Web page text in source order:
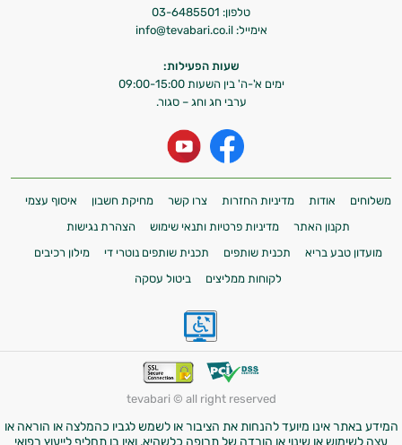
טלפון: 03-6485501
אימייל: info@tevabari.co.il
שעות הפעילות:
ימים א'-ה' בין השעות 09:00-15:00
ערבי חג וחג – סגור.
משלוחים אודות מדיניות החזרות צרו קשר מחיקת חשבון
איסוף עצמי
תקנון האתר
מדיניות פרטיות ותנאי שימוש
הצהרת נגישות
מועדון טבע בריא
תכנית שותפים תכנית שותפים נוטרי די
מילון רכיבים
לקוחות ממליצים
ביטול עסקה
tevabari © all right reserved
המידע באתר אינו מיועד להנחות את הציבור או לשמש לגביו כהמלצה או הוראה או
עצה לשימוש או שינוי או הורדה של תרופה כלשהיא, ואין בו תחליף לייעוץ רפואי